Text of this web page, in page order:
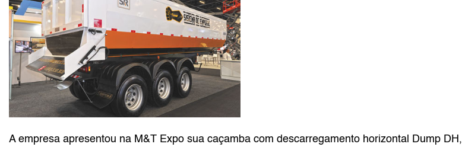
A empresa apresentou na M&T Expo sua caçamba com descarregamento horizontal Dump DH,